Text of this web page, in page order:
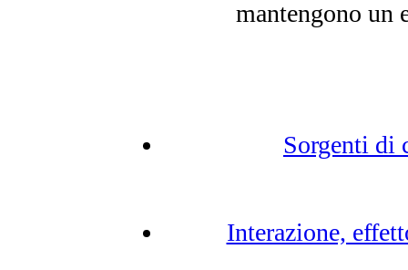
mantengono un
Sorgenti di
Interazione,